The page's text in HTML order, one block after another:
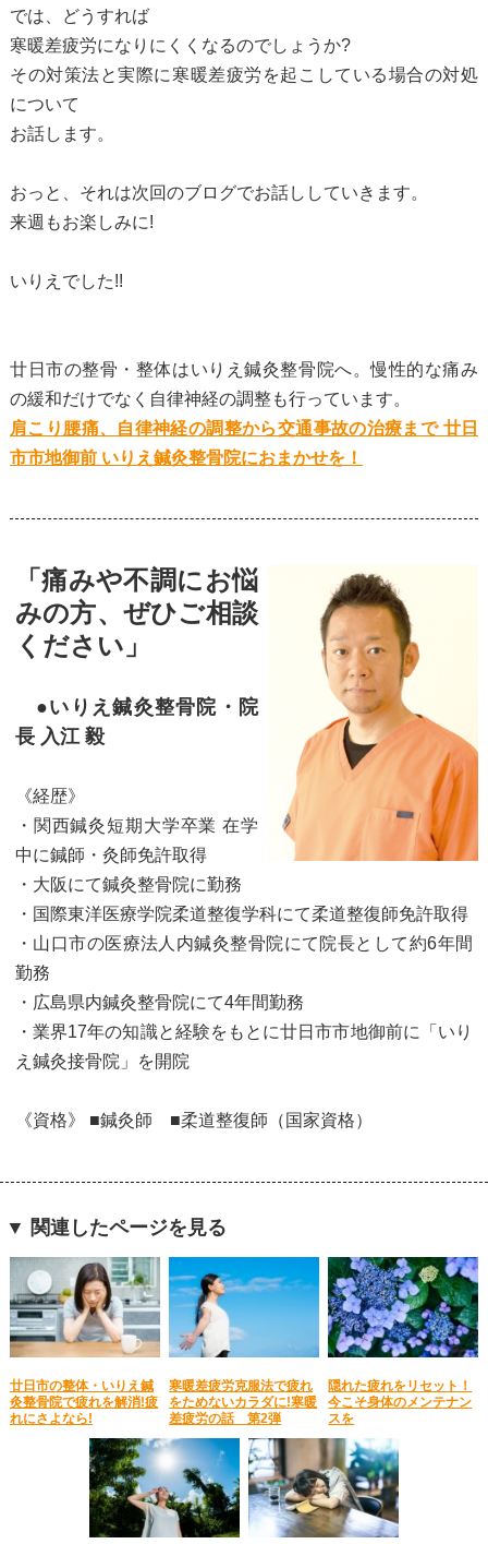
では、どうすれば
寒暖差疲労になりにくくなるのでしょうか?
その対策法と実際に寒暖差疲労を起こしている場合の対処
について
お話します。
おっと、それは次回のブログでお話ししていきます。
来週もお楽しみに!
いりえでした!!
廿日市の整骨・整体はいりえ鍼灸整骨院へ。慢性的な痛み
の緩和だけでなく自律神経の調整も行っています。
肩こり腰痛、自律神経の調整から交通事故の治療まで 廿日
市市地御前 いりえ鍼灸整骨院におまかせを！
「痛みや不調にお悩
みの方、ぜひご相談
ください」
●いりえ鍼灸整骨院・院
長 入江 毅
《経歴》
・関西鍼灸短期大学卒業 在学
中に鍼師・灸師免許取得
・大阪にて鍼灸整骨院に勤務
・国際東洋医療学院柔道整復学科にて柔道整復師免許取得
・山口市の医療法人内鍼灸整骨院にて院長として約6年間
勤務
・広島県内鍼灸整骨院にて4年間勤務
・業界17年の知識と経験をもとに廿日市市地御前に「いり
え鍼灸接骨院」を開院
《資格》 ■鍼灸師 ■柔道整復師（国家資格）
▼ 関連したページを見る
廿日市の整体・いりえ鍼
灸整骨院で疲れを解消!疲
れにさよなら!
寒暖差疲労克服法で疲れ
をためないカラダに!寒暖
差疲労の話 第2弾
隠れた疲れをリセット！
今こそ身体のメンテナン
スを